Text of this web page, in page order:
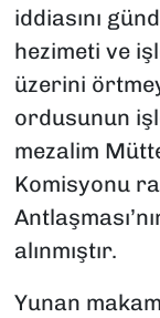
iddiasını
hezimeti ve
üzerini
ordusunun
mezalim
Komisyonu
alınmıştır.
Yunan